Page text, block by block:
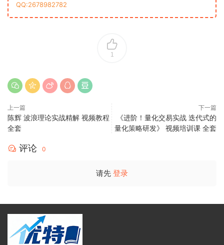
QQ:2678982782
1
上一篇
陈辉 波浪理论实战精解 视频教程
全套
下一篇
《进阶！量化交易实战 迭代式的
量化策略研发》 视频培训课 全套
评论 0
请先 登录